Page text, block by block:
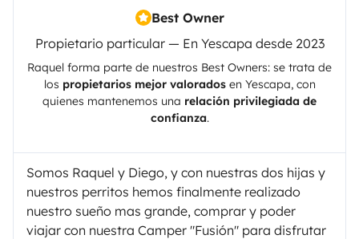
Best Owner
Propietario particular — En Yescapa desde 2023
Raquel forma parte de nuestros Best Owners: se trata de
los propietarios mejor valoradosen Yescapa, con
quienes mantenemos una relación privilegiada de
confianza.
Somos Raquel y Diego, y con nuestras dos hijas y
nuestros perritos hemos finalmente realizado
nuestro sueño mas grande, comprar y poder
viajar con nuestra Camper "Fusión" para disfrutar